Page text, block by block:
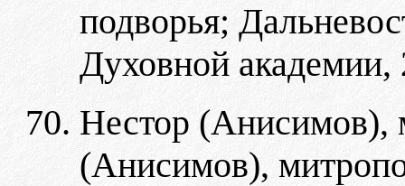
подворья;
Духовной
Нестор (Анисимов),
(Анисимов),